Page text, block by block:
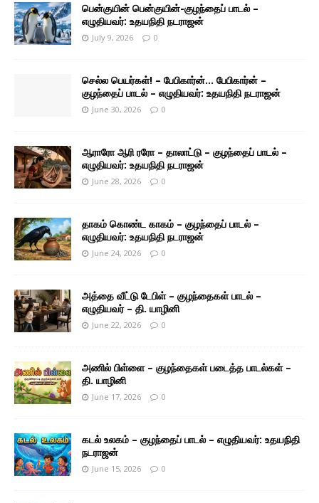
பென்குயின் பென்குயின்-குழந்தைப் பாடல் –
எழுதியவர்: உதயநிதி நடராஜன்
July 9, 2026 0
செல்ல பெயர்கள்! – பேபிகார்ன்… பேபிகார்ன் –
குழந்தைப் பாடல் – எழுதியவர்: உதயநிதி நடராஜன்
June 30, 2026 0
ஆராரோ ஆரி ரரோ – தாலாட்டு – குழந்தைப் பாடல் –
எழுதியவர்: உதயநிதி நடராஜன்
June 28, 2026 0
தாகம் கொண்ட காகம் – குழந்தைப் பாடல் –
எழுதியவர்: உதயநிதி நடராஜன்
June 24, 2026 0
அத்தை வீட்டு டேபிள் – குழந்தைகள் பாடல் –
எழுதியவர் – தி. யாழினி
June 22, 2026 0
அணில் பிள்ளை – குழந்தைகள் படைத்த பாடல்கள் –
தி. யாழினி
June 17, 2026 0
கடல் உலகம் – குழந்தைப் பாடல் – எழுதியவர்: உதயநிதி
நடராஜன்
June 15, 2026 0